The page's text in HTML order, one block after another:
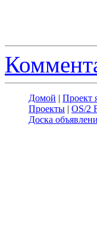
Домой | Проект
Проекты | OS/2
Доска